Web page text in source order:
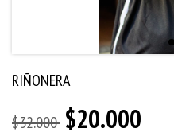
RIÑONERA
$32.000 $20.000